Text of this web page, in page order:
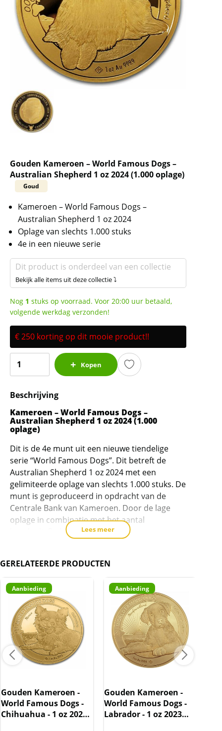
Gouden Kameroen – World Famous Dogs –
Australian Shepherd 1 oz 2024 (1.000 oplage)
Goud
Kameroen – World Famous Dogs –
Australian Shepherd 1 oz 2024
Oplage van slechts 1.000 stuks
4e in een nieuwe serie
Dit product is onderdeel van een collectie
Bekijk alle items uit deze collectie ⤵
Nog 1 stuks op voorraad. Voor 20:00 uur betaald,
volgende werkdag verzonden!
€ 250 korting op dit mooie product!!
Kameroen
World
Famous
Dogs
-
Australian
Shepherd
1
oz
2024
(1.000
oplage)
Kopen
Beschrijving
Kameroen – World Famous Dogs –
Australian Shepherd 1 oz 2024 (1.000
oplage)
Dit is de 4e munt uit een nieuwe tiendelige
serie “World Famous Dogs”. Dit betreft de
Australian Shepherd 1 oz 2024 met een
gelimiteerde oplage van slechts 1.000 stuks. De
munt is geproduceerd in opdracht van de
Centrale Bank van Kameroen. Door de lage
oplage in combinatie met het aantal
hondenliefhebbers, is dit een munt met
beleggingsmunten (maar geen garantie
Levering
De munten zijn worden in een passende
capsule geleverd.
Kwaliteit
De munten worden uit voorraad geleverd, en
komen daarmee niet rechtstreeks van de
krassen, aanslag en/of melkvlekken bevatten.
BTW
Lees meer
GERELATEERDE PRODUCTEN
Aanbieding
Gouden Kameroen -
World Famous Dogs -
Chihuahua - 1 oz 2023
Aanbieding
Gouden Kameroen -
World Famous Dogs -
Labrador - 1 oz 2023